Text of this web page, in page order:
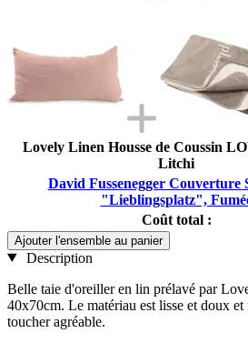
Lovely Linen Housse de Coussin
Litchi
David Fussenegger Couverture
"Lieblingsplatz",
Coût total :
Ajouter l'ensemble au panier
Description
Belle taie d'oreiller en lin prélavé par
40x70cm. Le matériau est lisse et doux et
toucher agréable.